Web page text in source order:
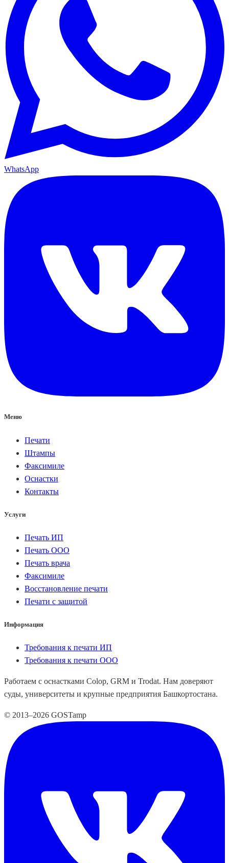
WhatsApp
Меню
Печати
Штампы
Факсимиле
Оснастки
Контакты
Услуги
Печать ИП
Печать ООО
Печать врача
Факсимиле
Восстановление печати
Печати с защитой
Информация
Требования к печати ИП
Требования к печати ООО
Работаем с оснастками Colop, GRM и Trodat. Нам доверяют
суды, университеты и крупные предприятия Башкортостана.
© 2013–2026 GOSTamp